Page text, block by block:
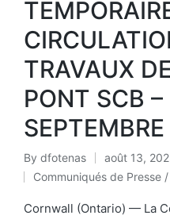
TRAVAUX
PONT SCB
By dfotenas
août 13,
Communiqués de Presse
Cornwall (Ontario) — La